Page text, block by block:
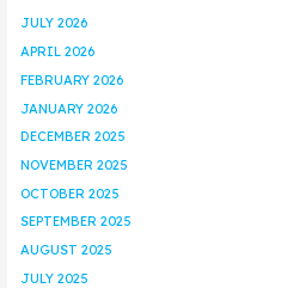
JULY 2026
APRIL 2026
FEBRUARY 2026
JANUARY 2026
DECEMBER 2025
NOVEMBER 2025
OCTOBER 2025
SEPTEMBER 2025
AUGUST 2025
JULY 2025